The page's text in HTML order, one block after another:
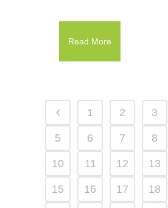
Read More
1 2 3
5 6 7 8
10 11 12 13
15 16 17 18